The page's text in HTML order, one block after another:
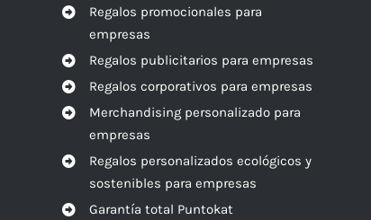
Regalos promocionales para
empresas
Regalos publicitarios para empresas
Regalos corporativos para empresas
Merchandising personalizado para
empresas
Regalos personalizados ecológicos y
sostenibles para empresas
Garantía total Puntokat